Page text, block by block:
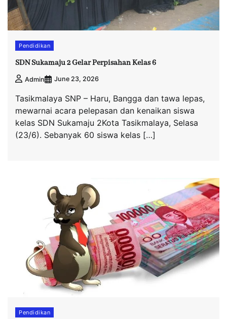
Pendidikan
SDN Sukamaju 2 Gelar Perpisahan Kelas 6
Admin June 23, 2026
Tasikmalaya SNP – Haru, Bangga dan tawa lepas,
mewarnai acara pelepasan dan kenaikan siswa
kelas SDN Sukamaju 2Kota Tasikmalaya, Selasa
(23/6). Sebanyak 60 siswa kelas […]
Pendidikan